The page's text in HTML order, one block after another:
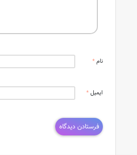
نام*
ایمیل*